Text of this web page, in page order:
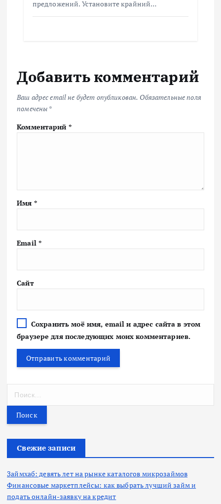
предложений. Установите крайний…
Добавить комментарий
Ваш адрес email не будет опубликован. Обязательные поля
помечены *
Комментарий *
Имя *
Email *
Сайт
Сохранить моё имя, email и адрес сайта в этом
браузере для последующих моих комментариев.
т
Свежие записи
Займхаб: девять лет на рынке каталогов микрозаймов
Финансовые маркетплейсы: как выбрать лучший займ и
подать онлайн-заявку на кредит